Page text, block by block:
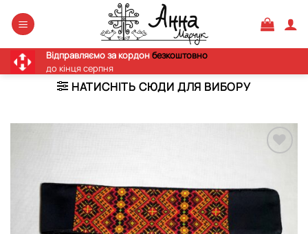
Відправляємо за кордонбезкоштовно
до кінця серпня
НАТИСНІТЬ СЮДИ ДЛЯ ВИБОРУ
вибране